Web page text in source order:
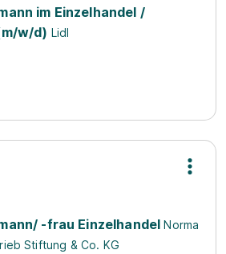
im Einzelhandel /
w/d) Lidl
-frau Einzelhandel Norma
Stiftung & Co. KG